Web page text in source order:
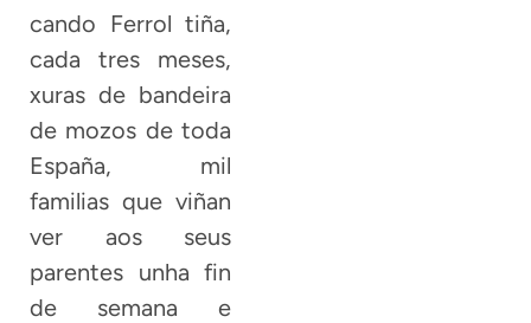
cando Ferrol tiña,
cada tres meses,
xuras de bandeira
de mozos de toda
España, mil
familias que viñan
ver aos seus
parentes unha fin
de semana e